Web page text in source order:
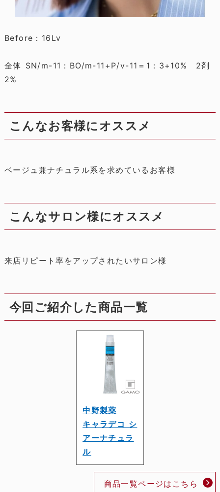
Before：16Lv
全体 SN/m-11：BO/m-11+P/v-11＝1：3+10% 2剤
2%
こんなお客様にオススメ
ベージュ兼ナチュラル系を求めているお客様
こんなサロン様にオススメ
来店リピート率をアップされたいサロン様
今回ご紹介した商品一覧
中野製薬
キャラデコ シ
アーナチュラ
ル
商品一覧ページはこちら